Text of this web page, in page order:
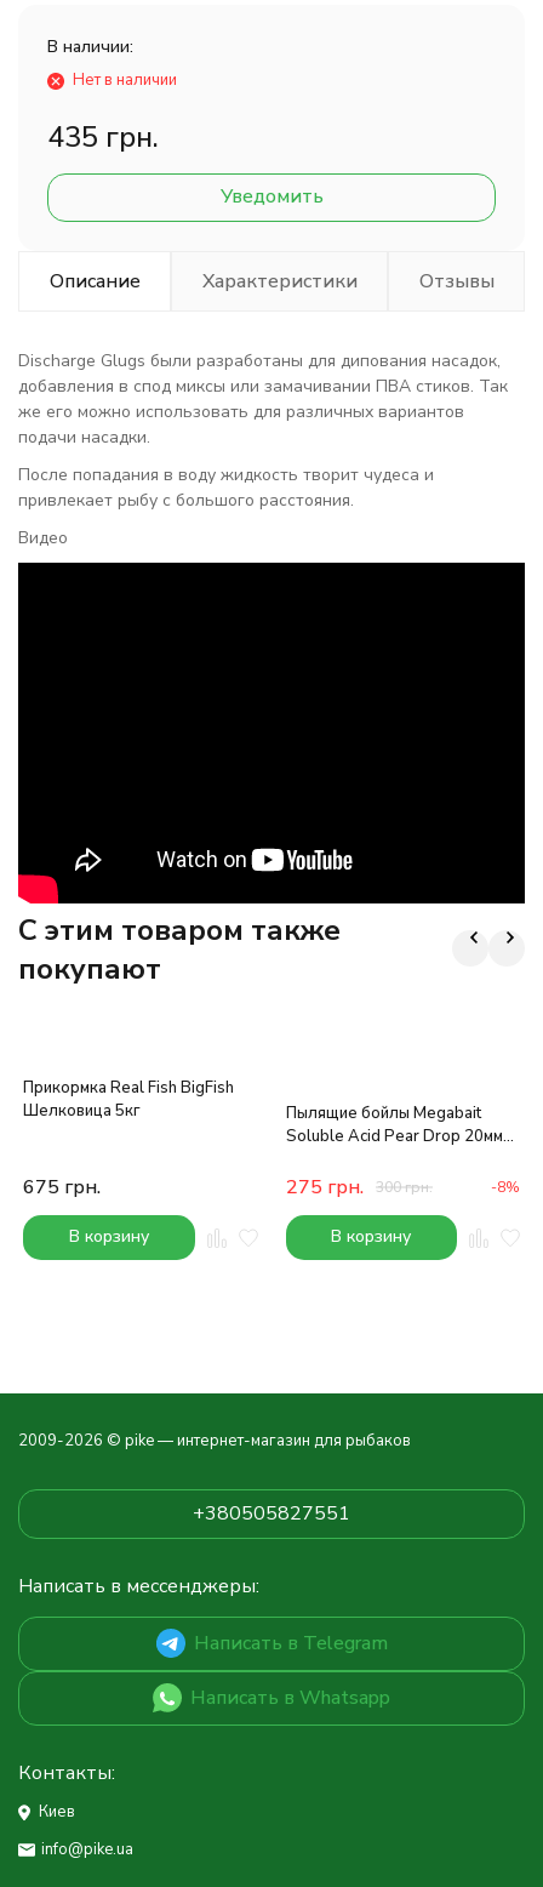
В наличии:
Нет в наличии
435 грн.
Уведомить
Описание Характеристики Отзывы
Discharge Glugs были разработаны для дипования насадок,
добавления в спод миксы или замачивании ПВА стиков. Так
же его можно использовать для различных вариантов
подачи насадки.
После попадания в воду жидкость творит чудеса и
привлекает рыбу с большого расстояния.
Видео
C этим товаром также
покупают
Прикормка Real Fish BigFish
Шелковица 5кг
675 грн.
В корзину
Пылящие бойлы Megabait
Soluble Acid Pear Drop 20мм
275 грн. 300грн. -8%
В корзину
2009-2026 © pike — интернет-магазин для рыбаков
+380505827551
Написать в мессенджеры:
Написать в Telegram
Написать в Whatsapp
Контакты:
Киев
info@pike.ua